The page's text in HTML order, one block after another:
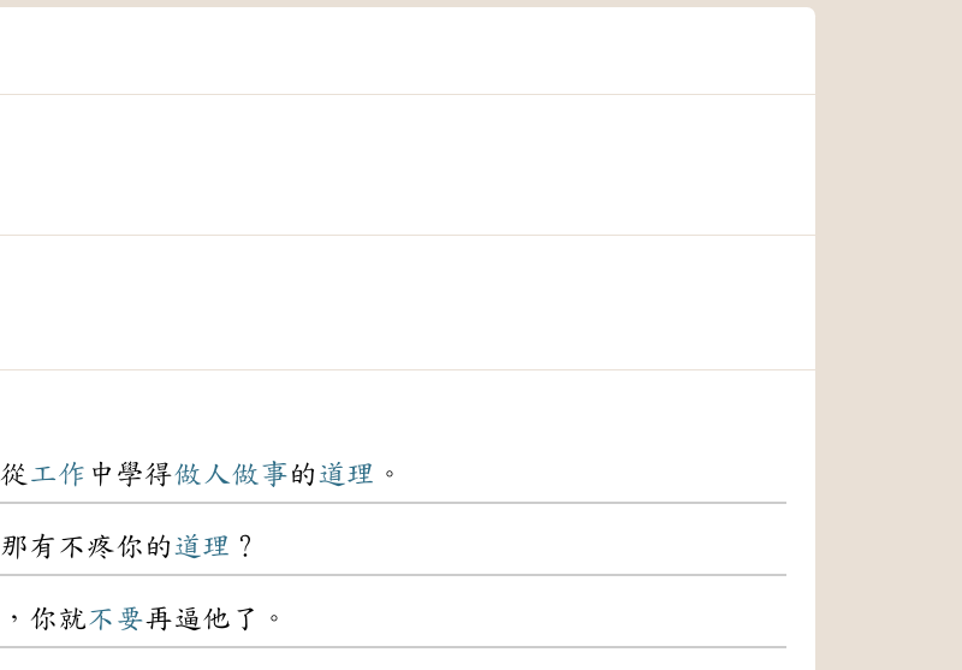
從 工作 中學得做人做事的道理 。
那有不疼你的道理 ？
，你就不要再逼他了。